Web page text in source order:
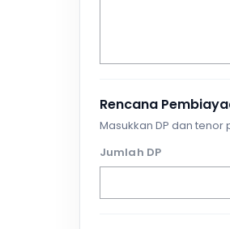
Rencana
Masukkan DP dan
Jumlah DP